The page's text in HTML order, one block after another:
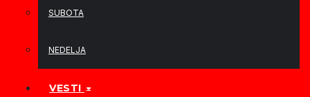
SUBOTA
NEDELJA
VESTI